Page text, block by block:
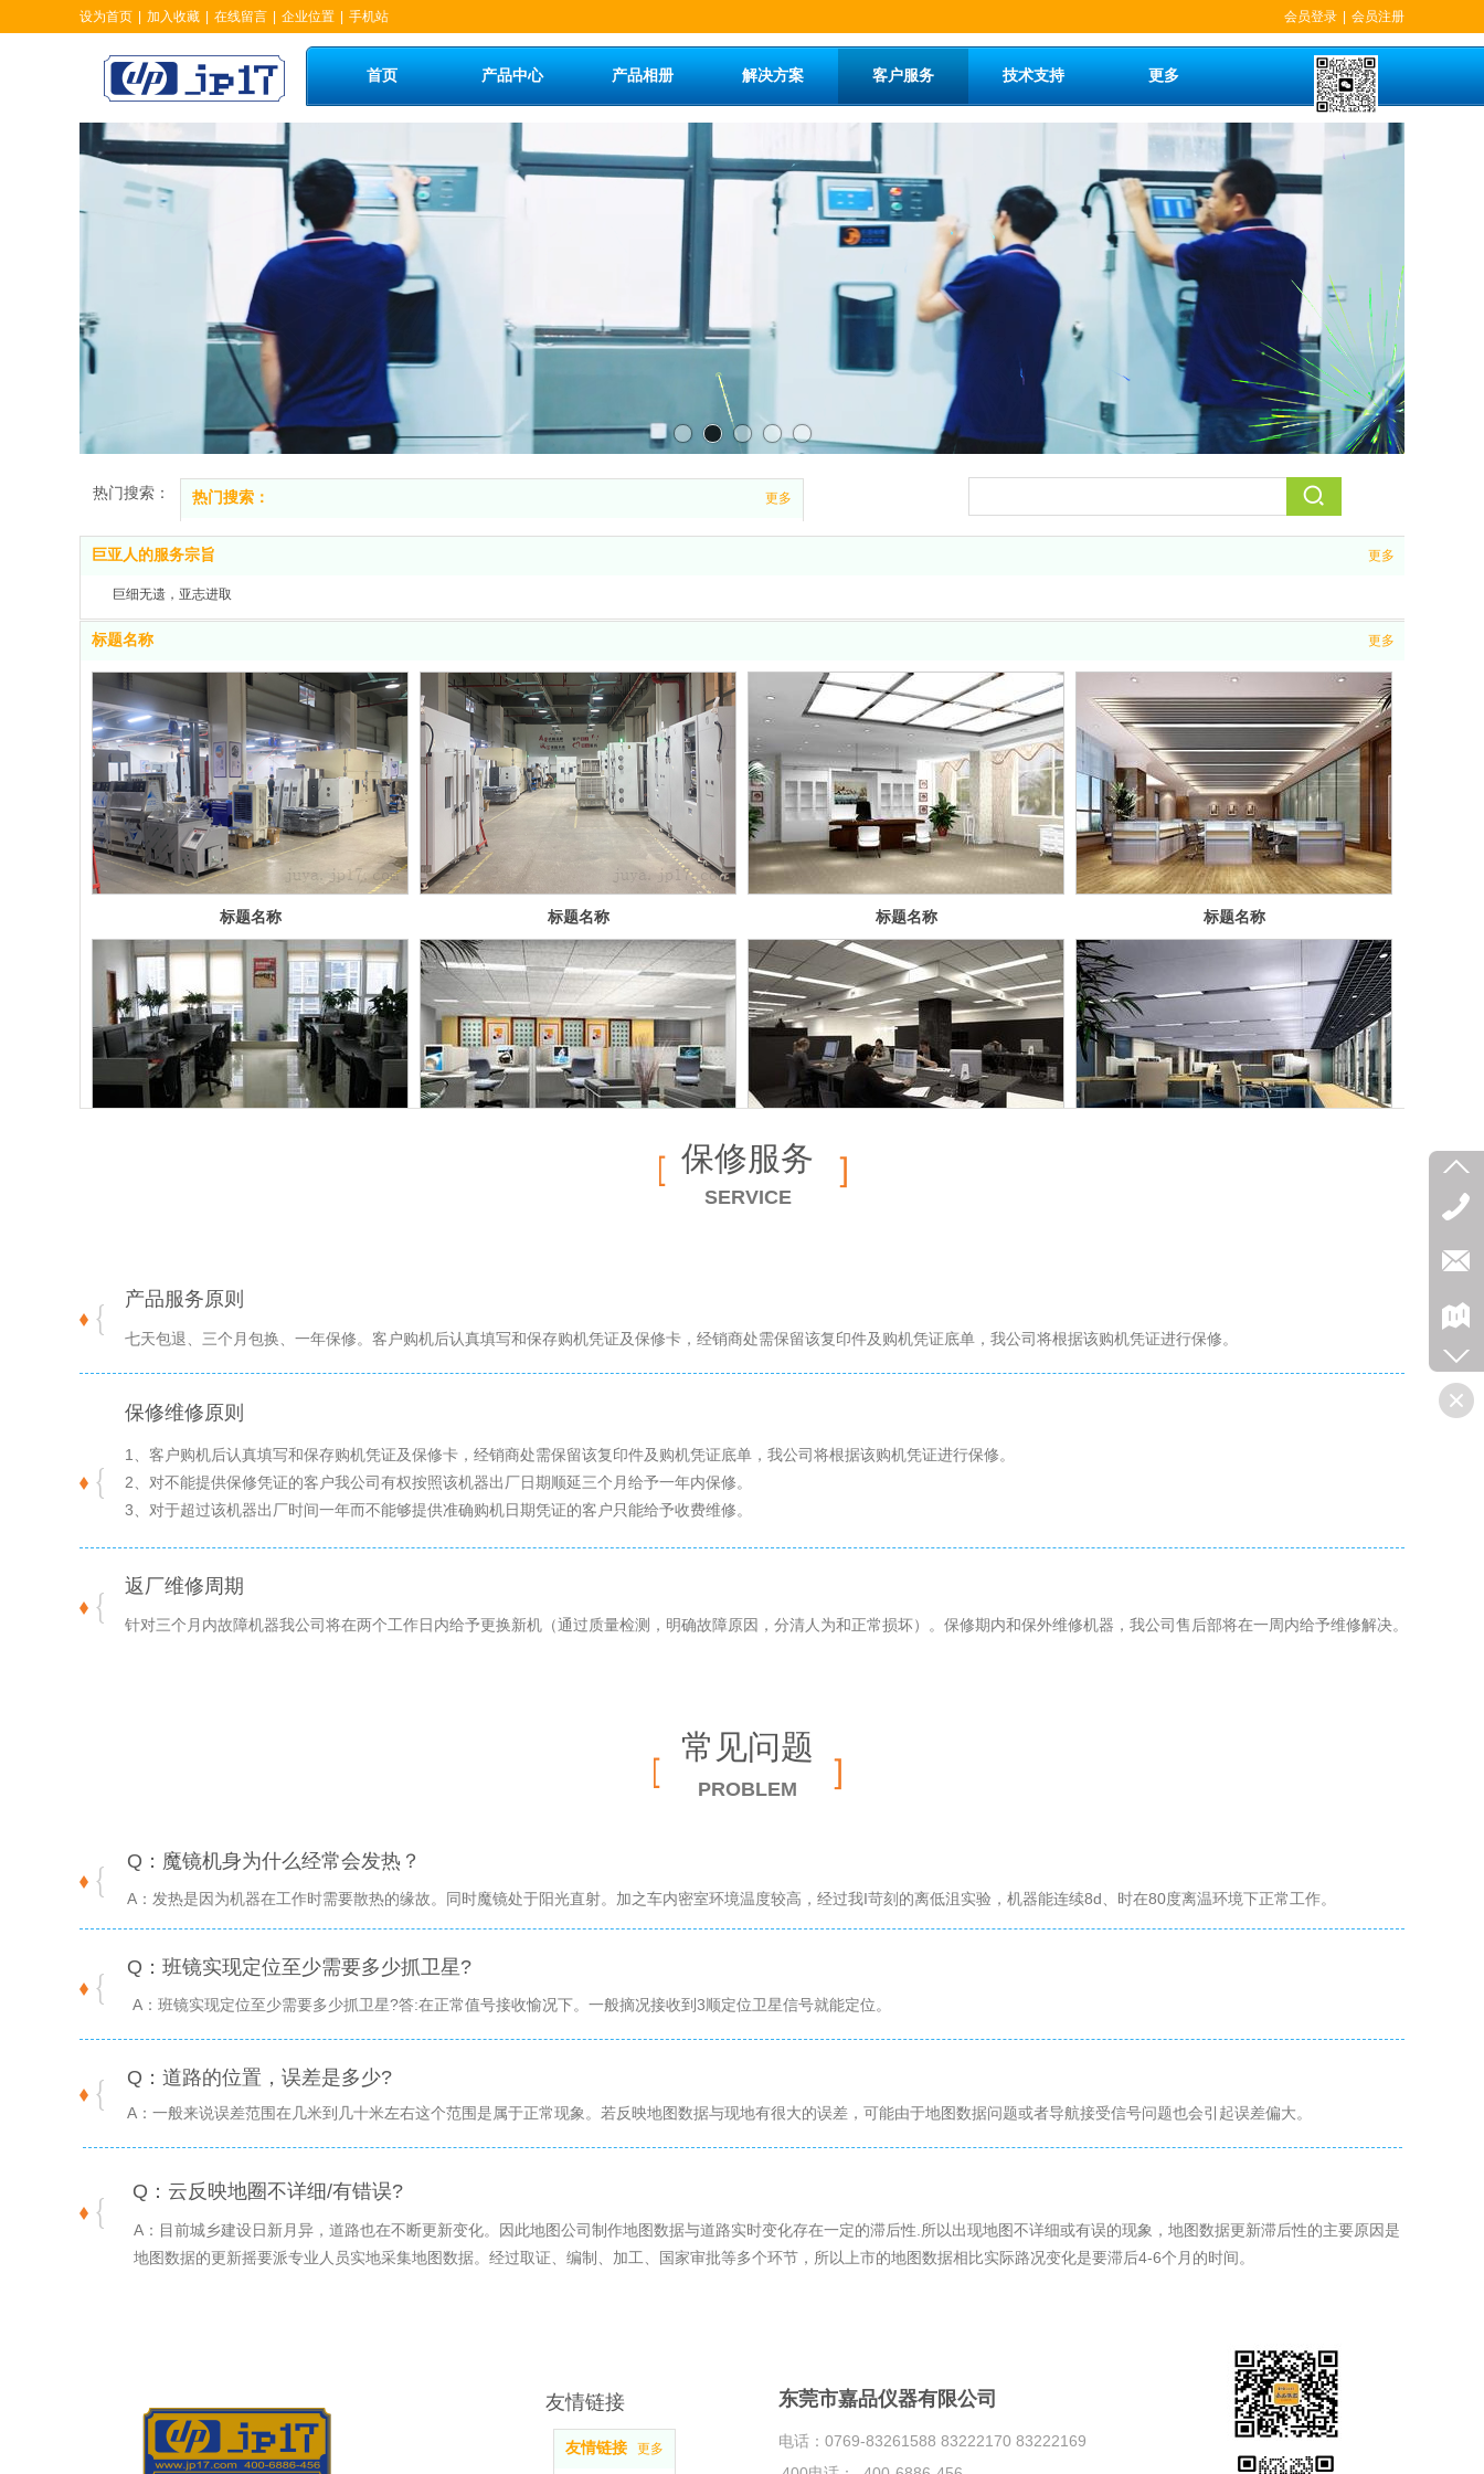
首页 产品中心 产品相册 解决方案 客户服务 技术支持 更多
设为首页 加入收藏 在线留言 企业位置 手机站 会员登录 会员注册
热门搜索： 更多
冷热冲击试验箱
快速变温试验机
恒温恒湿试验箱
淋雨试验箱
热门搜索：
巨亚人的服务宗旨 更多
巨细无遗，亚志进取
标题名称 更多
标题名称 标题名称 标题名称 标题名称
保修服务
SERVICE
产品服务原则
七天包退、三个月包换、一年保修。客户购机后认真填写和保存购机凭证及保修卡，经销商处需保留该复印件及购机凭证底单，我公司将根据该购机凭证进行保修。
保修维修原则
1、客户购机后认真填写和保存购机凭证及保修卡，经销商处需保留该复印件及购机凭证底单，我公司将根据该购机凭证进行保修。
2、对不能提供保修凭证的客户我公司有权按照该机器出厂日期顺延三个月给予一年内保修。
3、对于超过该机器出厂时间一年而不能够提供准确购机日期凭证的客户只能给予收费维修。
返厂维修周期
针对三个月内故障机器我公司将在两个工作日内给予更换新机（通过质量检测，明确故障原因，分清人为和正常损坏）。保修期内和保外维修机器，我公司售后部将在一周内给予维修解决。
常见问题
PROBLEM
Q：魔镜机身为什么经常会发热？
A：发热是因为机器在工作时需要散热的缘故。同时魔镜处于阳光直射。加之车内密室环境温度较高，经过我I苛刻的离低沮实验，机器能连续8d、时在80度离温环境下正常工作。
Q：班镜实现定位至少需要多少抓卫星?
A：班镜实现定位至少需要多少抓卫星?答:在正常值号接收愉况下。一般摘况接收到3顺定位卫星信号就能定位。
Q：道路的位置，误差是多少?
A：一般来说误差范围在几米到几十米左右这个范围是属于正常现象。若反映地图数据与现地有很大的误差，可能由于地图数据问题或者导航接受信号问题也会引起误差偏大。
Q：云反映地圈不详细/有错误?
A：目前城乡建设日新月异，道路也在不断更新变化。因此地图公司制作地图数据与道路实时变化存在一定的滞后性.所以出现地图不详细或有误的现象，地图数据更新滞后性的主要原因是
地图数据的更新摇要派专业人员实地采集地图数据。经过取证、编制、加工、国家审批等多个环节，所以上市的地图数据相比实际路况变化是要滞后4-6个月的时间。
友情链接 更多
友情链接
电话：0769-83261588 83222170 83222169
东莞市嘉品仪器有限公司